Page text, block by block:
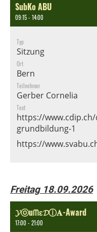
SubKo ABU
09:15 - 14:00
Typ
Sitzung
Ort
Bern
Teilnehmer
Gerber Cornelia
Text
https://
grundbildung-1
https://
Freitag 18.09.2026
𝓨ⓞuᗰɛ𝓓ⓘ𝐀-Award
17:00 - 21:00